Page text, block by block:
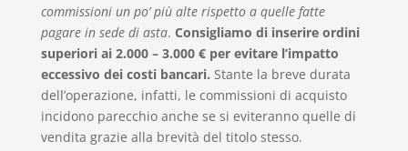
commissioni un po’ più alte rispetto a quelle fatte
pagare in sede di asta. Consigliamo di inserire ordini
superiori ai 2.000 – 3.000 € per evitare l’impatto
eccessivo dei costi bancari. Stante la breve durata
dell’operazione, infatti, le commissioni di acquisto
incidono parecchio anche se si eviteranno quelle di
vendita grazie alla brevità del titolo stesso.